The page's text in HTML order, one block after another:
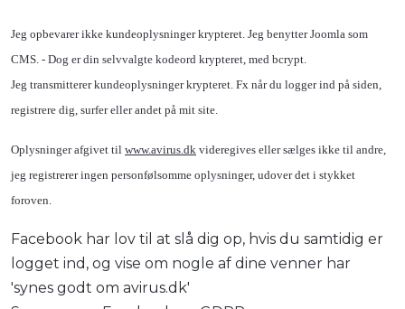
Jeg opbevarer ikke kundeoplysninger krypteret. Jeg benytter Joomla som
CMS. - Dog er din selvvalgte kodeord krypteret, med bcrypt.
Jeg transmitterer kundeoplysninger krypteret. Fx når du logger ind på siden,
registrere dig, surfer eller andet på mit site.
Oplysninger afgivet til www.avirus.dk videregives eller sælges ikke til andre,
jeg registrerer ingen personfølsomme oplysninger, udover det i stykket
foroven.
Facebook har lov til at slå dig op, hvis du samtidig er
logget ind, og vise om nogle af dine venner har
'synes godt om avirus.dk'